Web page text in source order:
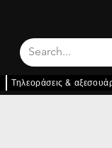
Τηλεοράσεις &